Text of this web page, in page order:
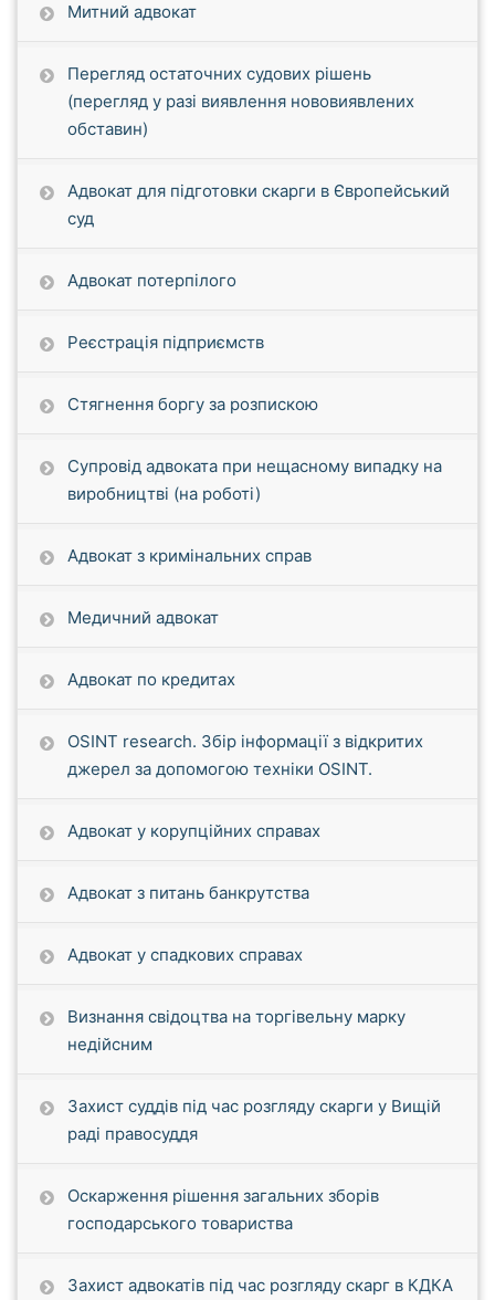
Митний адвокат
Перегляд остаточних судових рішень
(перегляд у разі виявлення нововиявлених
обставин)
Адвокат для підготовки скарги в Європейський
суд
Адвокат потерпілого
Реєстрація підприємств
Стягнення боргу за розпискою
Супровід адвоката при нещасному випадку на
виробництві (на роботі)
Адвокат з кримінальних справ
Медичний адвокат
Адвокат по кредитах
OSINT research. Збір інформації з відкритих
джерел за допомогою техніки OSINT.
Адвокат у корупційних справах
Адвокат з питань банкрутства
Адвокат у спадкових справах
Визнання свідоцтва на торгівельну марку
недійсним
Захист суддів під час розгляду скарги у Вищій
раді правосуддя
Оскарження рішення загальних зборів
господарського товариства
Захист адвокатів під час розгляду скарг в КДКА